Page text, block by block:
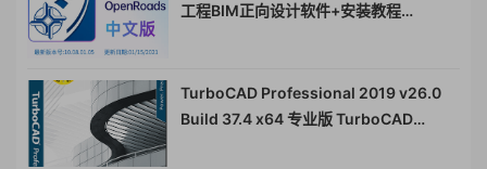
工程BIM正向设计软件+安装教程
(Simplified))
TurboCAD Professional 2019 v26.0
Build 37.4 x64 专业版 TurboCAD